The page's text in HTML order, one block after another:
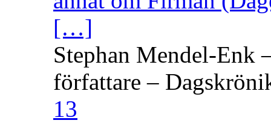
[…]
Stephan Mendel-Enk
författare –
13